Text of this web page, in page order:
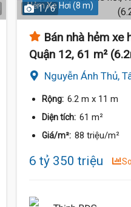
Hẻm Xe Hơi (8 m)
1 / 6
Bán nhà hẻm xe
Quận 12, 61 m²
Nguyễn Ánh Thủ,
Rộng: 6.2 m x 11 m
Diện tích: 61 m²
Giá/m²: 88 triệu/m²
6 tỷ 350 triệu